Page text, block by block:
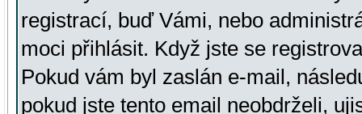
registrací, buď Vámi, nebo
moci přihlásit. Když jste se
Pokud vám byl zaslán e-mail,
pokud jste tento email neobdrželi,